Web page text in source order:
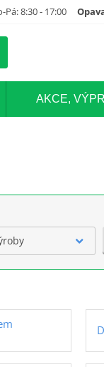
Pá: 8:30 - 17:00
AKCE,